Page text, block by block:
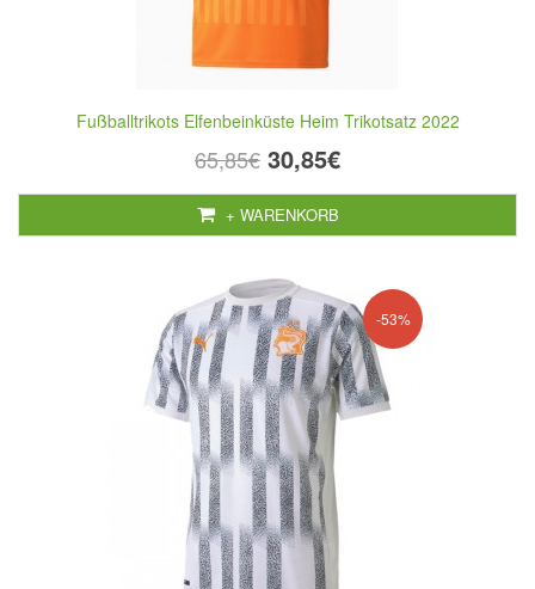
Fußballtrikots Elfenbeinküste Heim Trikotsatz 2022
65,85€ 30,85€
+ WARENKORB
-53%